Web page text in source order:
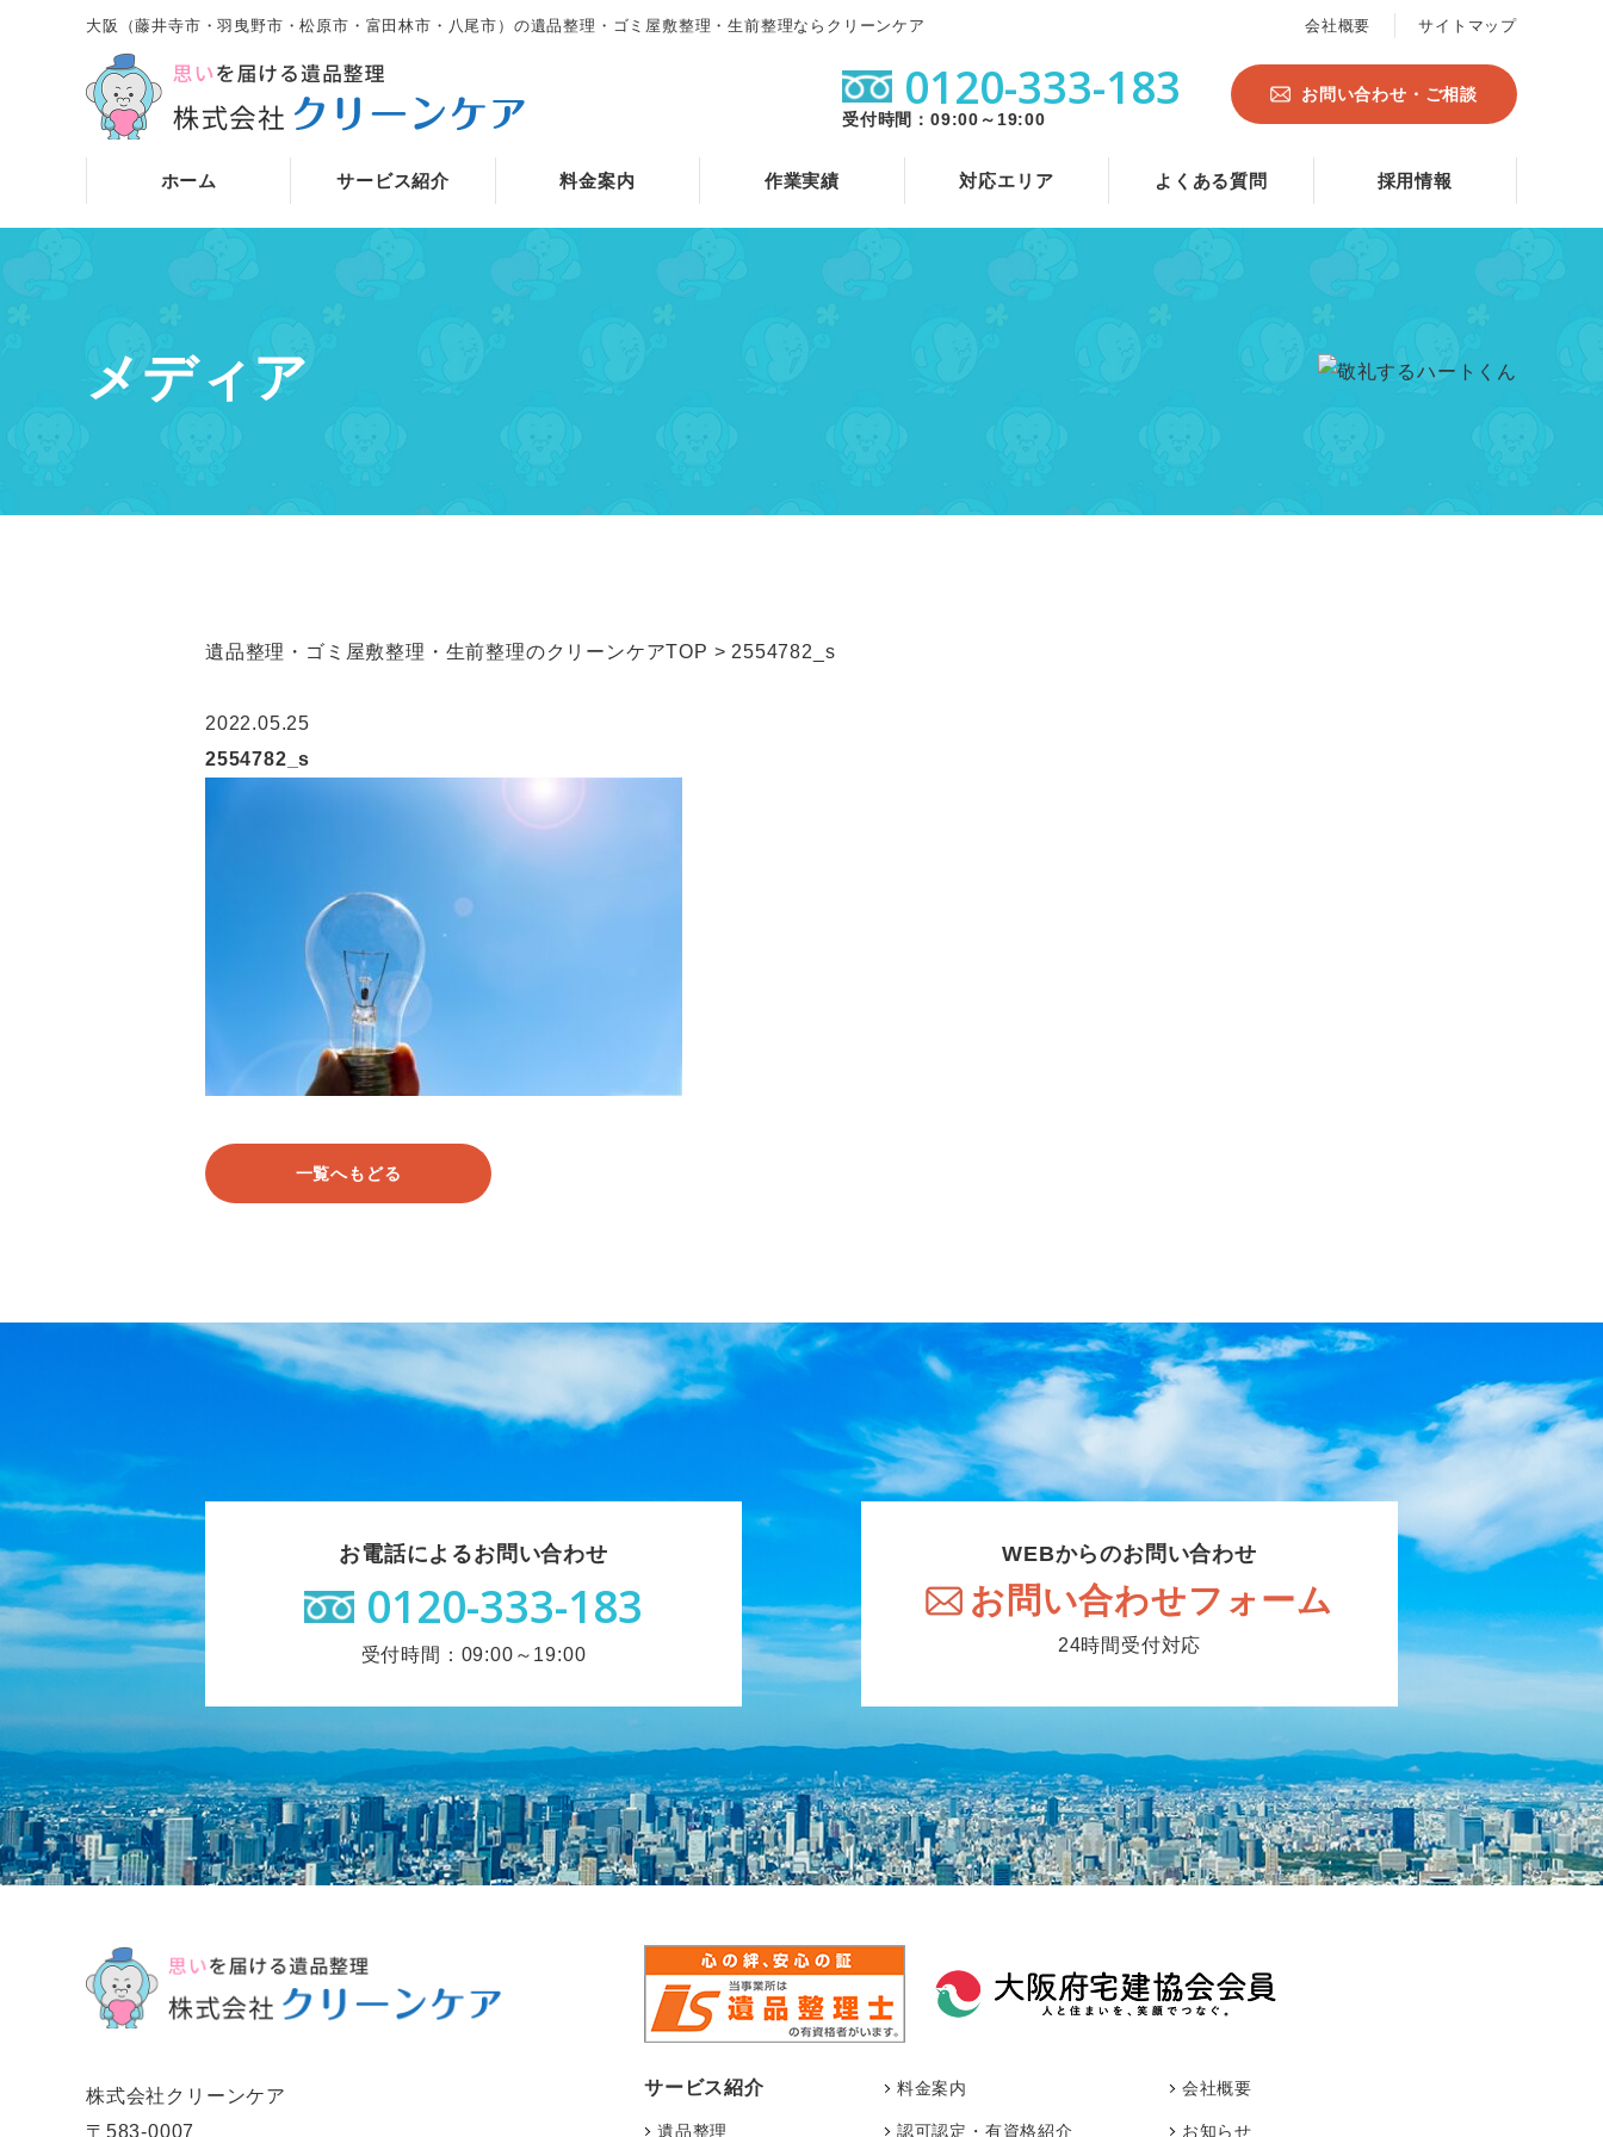
大阪（藤井寺市・羽曳野市・松原市・富田林市・八尾市）の遺品整理・ゴミ屋敷整理・生前整理ならクリーンケア 会社概要 サイトマップ
0120-333-183
受付時間：09:00～19:00
お問い合わせ・ご相談
ホーム サービス紹介 料金案内 作業実績 対応エリア よくある質問 採用情報
メディア
遺品整理・ゴミ屋敷整理・生前整理のクリーンケアTOP > 2554782_s
2022.05.25
2554782_s
一覧へもどる
お電話によるお問い合わせ
0120-333-183
受付時間：09:00～19:00
WEBからのお問い合わせ
お問い合わせフォーム
24時間受付対応
株式会社クリーンケア
〒583-0007
サービス紹介
遺品整理
料金案内
認可認定・有資格紹介
会社概要
お知らせ